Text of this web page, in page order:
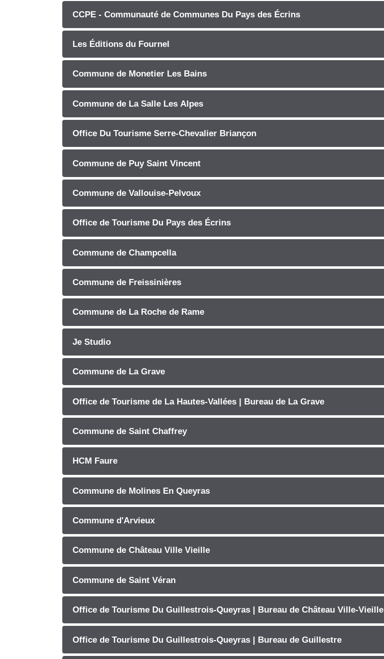
CCPE - Communauté de Communes Du Pays des Écrins
Les Éditions du Fournel
Commune de Monetier Les Bains
Commune de La Salle Les Alpes
Office Du Tourisme Serre-Chevalier Briançon
Commune de Puy Saint Vincent
Commune de Vallouise-Pelvoux
Office de Tourisme Du Pays des Écrins
Commune de Champcella
Commune de Freissinières
Commune de La Roche de Rame
Je Studio
Commune de La Grave
Office de Tourisme de La Hautes-Vallées | Bureau de La Grave
Commune de Saint Chaffrey
HCM Faure
Commune de Molines En Queyras
Commune d'Arvieux
Commune de Château Ville Vieille
Commune de Saint Véran
Office de Tourisme Du Guillestrois-Queyras | Bureau de Château Ville-Vieille
Office de Tourisme Du Guillestrois-Queyras | Bureau de Guillestre